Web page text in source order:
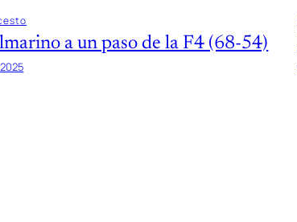
a un paso de la F4 (68-54)